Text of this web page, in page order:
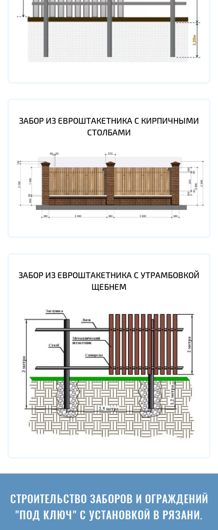
ЗАБОР ИЗ ЕВРОШТАКЕТНИКА С КИРПИЧНЫМИ
СТОЛБАМИ
ЗАБОР ИЗ ЕВРОШТАКЕТНИКА С УТРАМБОВКОЙ
ЩЕБНЕМ
СТРОИТЕЛЬСТВО ЗАБОРОВ И ОГРАЖДЕНИЙ
"ПОД КЛЮЧ" С УСТАНОВКОЙ В РЯЗАНИ.